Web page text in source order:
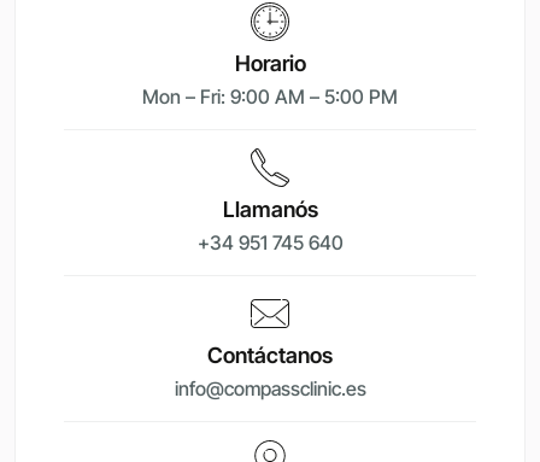
Horario
Mon – Fri: 9:00 AM – 5:00 PM
Llamanós
+34 951 745 640
Contáctanos
info@compassclinic.es